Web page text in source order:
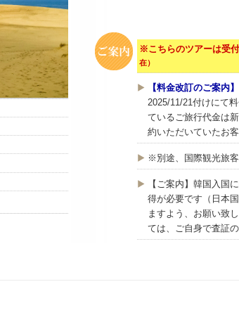
※こちらのツアーは受付
在）
【料金改訂のご案内】
2025/11/21付けにて
ているご旅行代金は
約いただいていたお
※別途、 国際観光旅
【ご案内】韓国入国
得が必要です（日本
ますよう、お願い致
ては、ご自身で査証